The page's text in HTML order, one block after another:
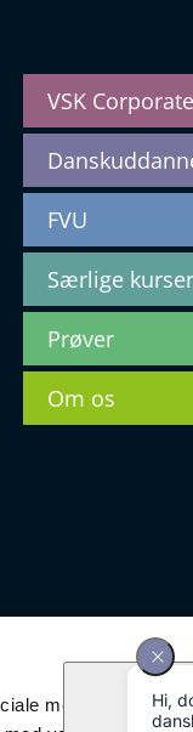
medier og
VSK Corporate
FVU
Særlige kurser
Prøver
Om os